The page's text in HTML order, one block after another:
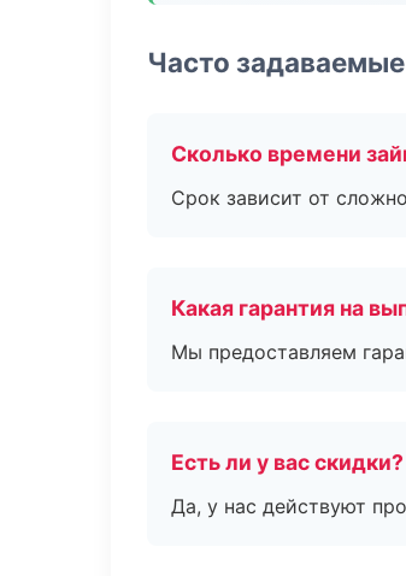
Часто
Сколько времени
Срок зависит от
Какая гарантия на
Мы предоставляем
Есть ли у вас скидки?
Да, у нас действуют